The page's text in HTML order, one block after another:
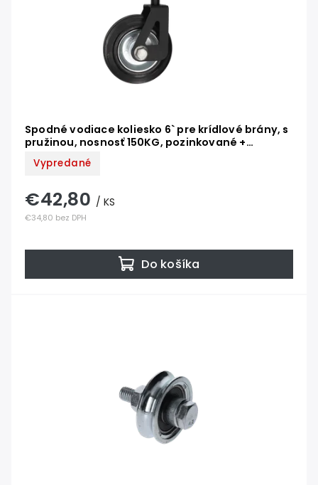
Spodné vodiace koliesko 6` pre krídlové brány, s
pružinou, nosnosť 150KG, pozinkované +
práškova farba čierna matná
Vypredané
€34,80 bez DPH
€42,80 / KS
Do košíka